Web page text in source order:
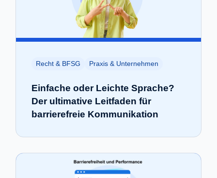
Recht & BFSG Praxis & Unternehmen
Einfache oder Leichte Sprache?
Der ultimative Leitfaden für
barrierefreie Kommunikation